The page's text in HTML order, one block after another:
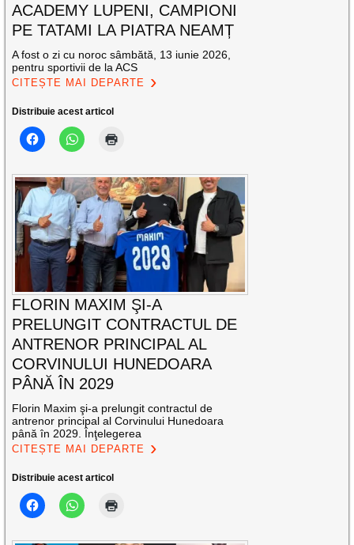
ACADEMY LUPENI, CAMPIONI
PE TATAMI LA PIATRA NEAMȚ
A fost o zi cu noroc sâmbătă, 13 iunie 2026,
pentru sportivii de la ACS
CITEȘTE MAI DEPARTE
Distribuie acest articol
FLORIN MAXIM ŞI-A
PRELUNGIT CONTRACTUL DE
ANTRENOR PRINCIPAL AL
CORVINULUI HUNEDOARA
PÂNĂ ÎN 2029
Florin Maxim şi-a prelungit contractul de
antrenor principal al Corvinului Hunedoara
până în 2029. Înţelegerea
CITEȘTE MAI DEPARTE
Distribuie acest articol